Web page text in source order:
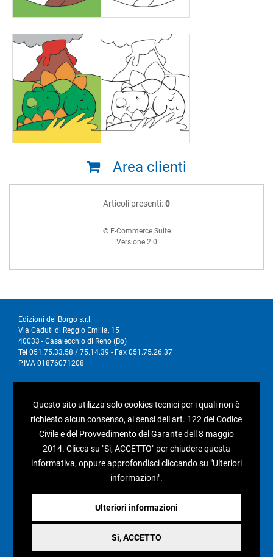
Area clienti
Articoli presenti:0
© E-Commerce Suite
Versione 2.0
Edizioni del Borgo s.r.l.
Via Caduti di Reggio Emilia, 15
40033 - Casalecchio di Reno (Bo)
Tel 051.75.33.58 / 75.14.39 - Fax 051.75.26.37
P.IVA 01876071208
Condizioni generali di vendita
Privacy policy
Questo sito utilizza solo cookies tecnici per i quali non è
richiesto alcun consenso, ai sensi dell art. 122 del Codice
Civile e del Provvedimento del Garante dell 8 maggio
2014. Clicca su "Sì, ACCETTO" per chiudere questa
informativa, oppure approfondisci cliccando su "Ulteriori
informazioni".
Ulteriori informazioni
Sì, ACCETTO